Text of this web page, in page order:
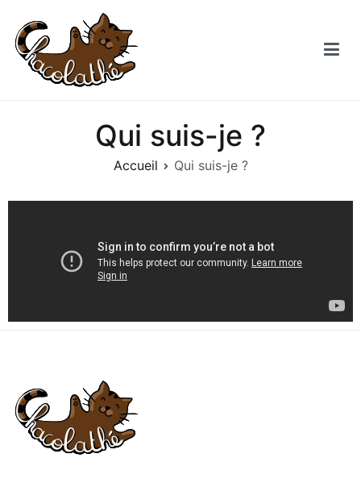
Qui suis-je ?
Accueil Qui suis-je ?